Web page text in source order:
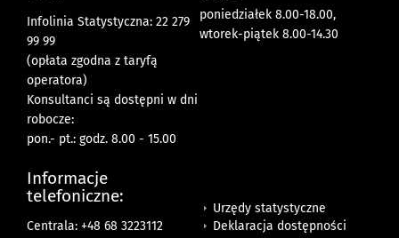
Infolinia Statystyczna: 22 279
99 99
(opłata zgodna z taryfą
operatora)
Konsultanci są dostępni w dni
robocze:
pon.- pt.: godz. 8.00 - 15.00
poniedziałek 8.00-18.00,
wtorek-piątek 8.00-14.30
Informacje
telefoniczne:
Centrala: +48 68 3223112
Urzędy statystyczne
Deklaracja dostępności